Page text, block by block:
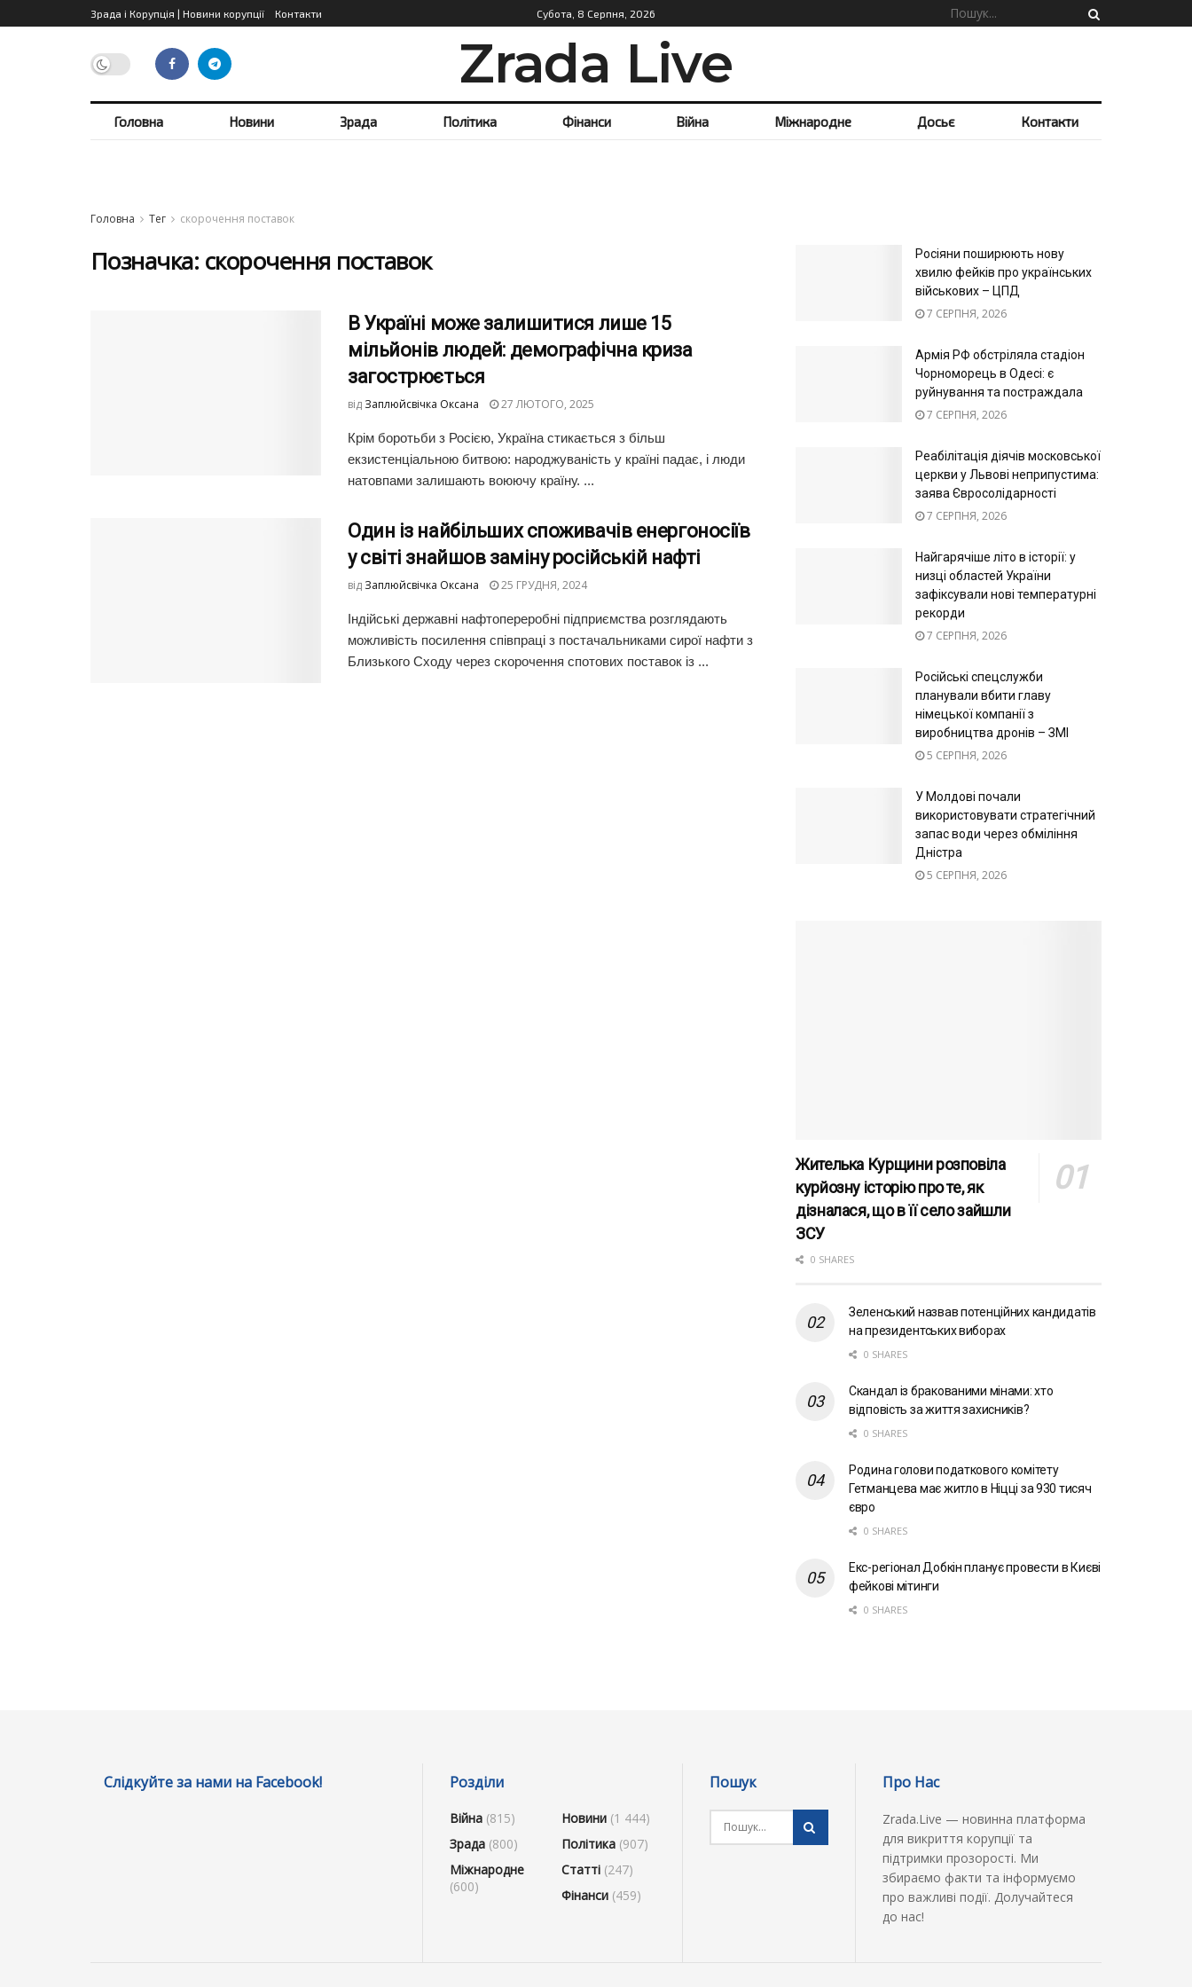
Зрада і Корупція | Новини корупції Контакти Субота, 8 Серпня, 2026
Zrada Live
Головна Новини Зрада Політика Фінанси Війна Міжнародне Досьє Контакти
Головна Тег скорочення поставок
Позначка: скорочення поставок
В Україні може залишитися лише 15
мільйонів людей: демографічна криза
загострюється
від Заплюйсвічка Оксана 27 ЛЮТОГО, 2025
Крім боротьби з Росією, Україна стикається з більш
екзистенціальною битвою: народжуваність у країні падає, і люди
натовпами залишають воюючу країну. ...
Один із найбільших споживачів енергоносіїв
у світі знайшов заміну російській нафті
від Заплюйсвічка Оксана 25 ГРУДНЯ, 2024
Індійські державні нафтопереробні підприємства розглядають
можливість посилення співпраці з постачальниками сирої нафти з
Близького Сходу через скорочення спотових поставок із ...
Росіяни поширюють нову
хвилю фейків про українських
військових – ЦПД
7 СЕРПНЯ, 2026
Армія РФ обстріляла стадіон
Чорноморець в Одесі: є
руйнування та постраждала
7 СЕРПНЯ, 2026
Реабілітація діячів московської
церкви у Львові неприпустима:
заява Євросолідарності
7 СЕРПНЯ, 2026
Найгарячіше літо в історії: у
низці областей України
зафіксували нові температурні
рекорди
7 СЕРПНЯ, 2026
Російські спецслужби
планували вбити главу
німецької компанії з
виробництва дронів – ЗМІ
5 СЕРПНЯ, 2026
У Молдові почали
використовувати стратегічний
запас води через обміління
Дністра
5 СЕРПНЯ, 2026
Жителька Курщини розповіла
курйозну історію про те, як
дізналася, що в її село зайшли
ЗСУ
0 SHARES
Зеленський назвав потенційних кандидатів
на президентських виборах
0 SHARES
Скандал із бракованими мінами: хто
відповість за життя захисників?
0 SHARES
Родина голови податкового комітету
Гетманцева має житло в Ніцці за 930 тисяч
євро
0 SHARES
Екс-регіонал Добкін планує провести в Києві
фейкові мітинги
0 SHARES
Слідкуйте за нами на Facebook! Розділи
Війна (815)
Зрада (800)
Міжнародне
(600)
Новини(1 444)
Політика(907)
Статті(247)
Фінанси(459)
Пошук Про Нас
Zrada.Live — новинна платформа
для викриття корупції та
підтримки прозорості. Ми
збираємо факти та інформуємо
про важливі події. Долучайтеся
до нас!